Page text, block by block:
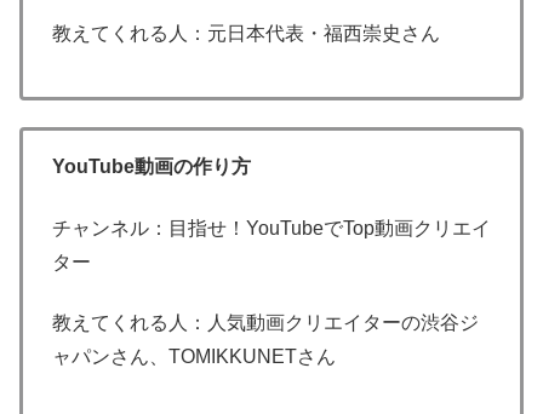
教えてくれる人：元日本代表・福西崇史さん
YouTube動画の作り方
チャンネル：目指せ！YouTubeでTop動画クリエイ
ター
教えてくれる人：人気動画クリエイターの渋谷ジ
ャパンさん、TOMIKKUNETさん